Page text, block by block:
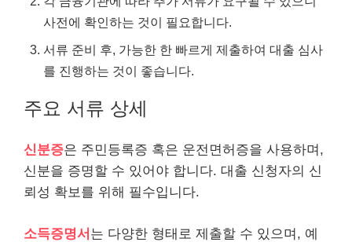
사전에 확인하는 것이 필요합니다.
서류 준비 후, 가능한 한 빠르게 제출하여 대출 심사
를 진행하는 것이 좋습니다.
주요 서류 상세
신분증은 주민등록증 혹은 운전면허증을 사용하며,
신분을 증명할 수 있어야 합니다. 대출 신청자의 신
뢰성 확보를 위해 필수입니다.
소득증명서 는 다양한 형태로 제출할 수 있으며, 예